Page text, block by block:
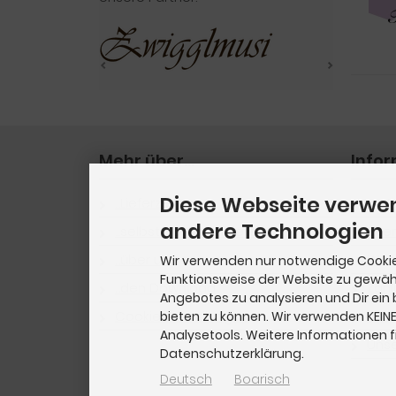
Mehr über...
...Lieferzeiten
...selbst Noten anbieten
...über uns
...den Download
Cookie Einstellungen
▶︎
Wir
Diese Webseite
andere Technologien
Wir verwenden nur notwendige
Funktionsweise der Website zu
Angebotes zu analysieren und Dir
bieten zu können. Wir verwenden
Analysetools. Weitere Informationen
Datenschutzerklärung.
Deutsch Boarisch